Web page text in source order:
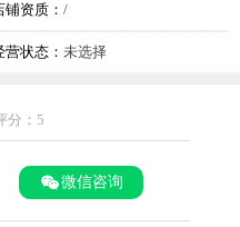
铺资质： /
营状态： 未选择
分：5
微信咨询